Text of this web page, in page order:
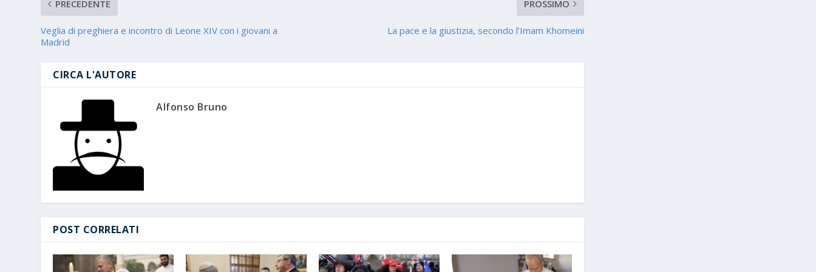
PRECEDENTE
Veglia di preghiera e incontro di Leone XIV con i giovani a
Madrid
PROSSIMO
La pace e la giustizia, secondo l’Imam Khomeini
CIRCA L'AUTORE
Alfonso Bruno
POST CORRELATI